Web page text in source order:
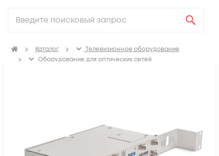
Каталог
Телевизионное оборудование
Оборудование для оптических сетей